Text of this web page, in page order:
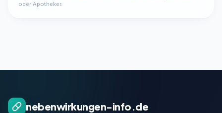
oder Apotheker.
nebenwirkungen-info.de